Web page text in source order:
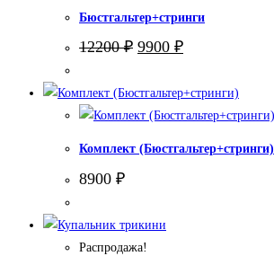
Бюстгальтер+стринги
12200₽ Первоначальная
12200 ₽.
9900 ₽Текущая
Комплект (Бюстгальтер+стринги)
8900 ₽
Распродажа!